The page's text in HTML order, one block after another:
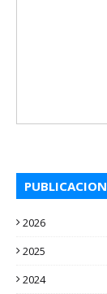
2026
2025
2024